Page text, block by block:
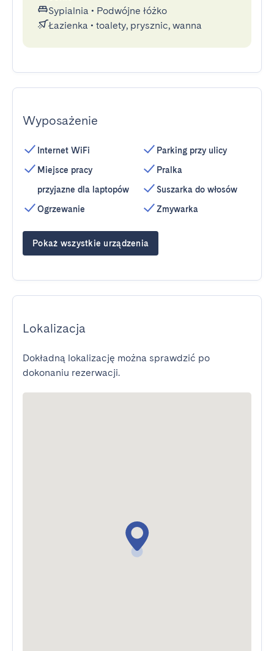
Sypialnia • Podwójne łóżko
Łazienka • toalety, prysznic, wanna
Wyposażenie
Internet WiFi
Miejsce pracy
przyjazne dla laptopów
Ogrzewanie
Parking przy ulicy
Pralka
Suszarka do włosów
Zmywarka
Pokaż wszystkie urządzenia
Lokalizacja
Dokładną lokalizację można sprawdzić po
dokonaniu rezerwacji.